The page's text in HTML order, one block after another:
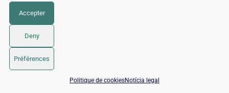
Accepter
Deny
Préférences
Politique de cookiesNotícia legal
2.2. Fazer pesquisa adicional de palavras-
chave
Embora o senhor já tenha um conteúdo bem otimizado,
precisa continuar procurando novos tópicos de conteúdo
para aumentar suas chances de conseguir essa cobiçada
📅 Agendar 15 min com um especialista SEO / GEO